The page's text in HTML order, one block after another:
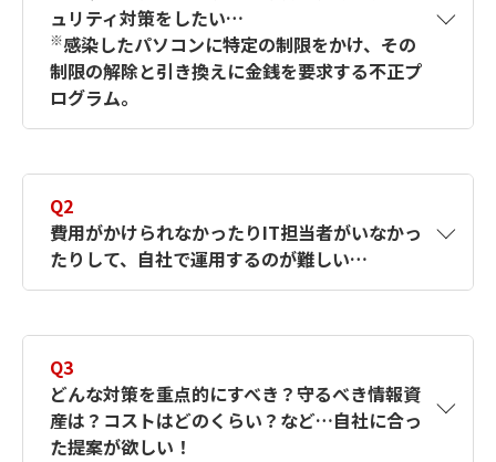
ュリティ対策をしたい…
※感染したパソコンに特定の制限をかけ、その
制限の解除と引き換えに金銭を要求する不正プ
ログラム。
もお気軽にご相談ください。
Q2
費用がかけられなかったりIT担当者がいなかっ
たりして、自社で運用するのが難しい…
ひご相談ください。
Q3
どんな対策を重点的にすべき？守るべき情報資
産は？コストはどのくらい？など…自社に合っ
た提案が欲しい！